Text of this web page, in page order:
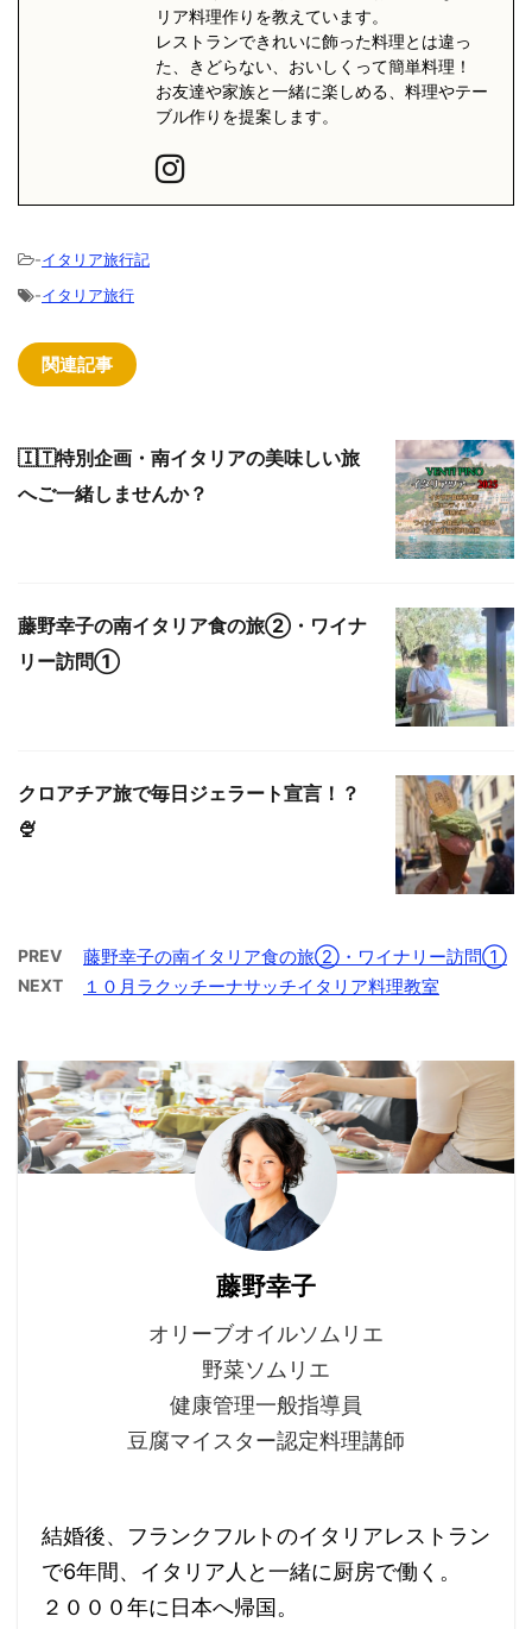
リア料理作りを教えています。
レストランできれいに飾った料理とは違っ
た、きどらない、おいしくって簡単料理！
お友達や家族と一緒に楽しめる、料理やテー
ブル作りを提案します。
-イタリア旅行記
-イタリア旅行
関連記事
🇮🇹特別企画・南イタリアの美味しい旅
へご一緒しませんか？
藤野幸子の南イタリア食の旅②・ワイナ
リー訪問①
クロアチア旅で毎日ジェラート宣言！？
🍨
PREV 藤野幸子の南イタリア食の旅②・ワイナリー訪問①
NEXT １０月ラクッチーナサッチイタリア料理教室
藤野幸子
オリーブオイルソムリエ
野菜ソムリエ
健康管理一般指導員
豆腐マイスター認定料理講師
結婚後、フランクフルトのイタリアレストラン
で6年間、イタリア人と一緒に厨房で働く。
２０００年に日本へ帰国。